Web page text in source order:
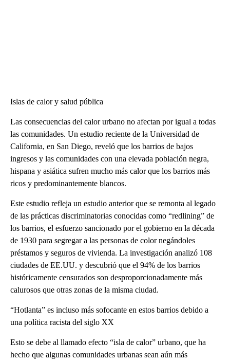
Islas de calor y salud pública
Las consecuencias del calor urbano no afectan por igual a todas
las comunidades. Un estudio reciente de la Universidad de
California, en San Diego, reveló que los barrios de bajos
ingresos y las comunidades con una elevada población negra,
hispana y asiática sufren mucho más calor que los barrios más
ricos y predominantemente blancos.
Este estudio refleja un estudio anterior que se remonta al legado
de las prácticas discriminatorias conocidas como “redlining” de
los barrios, el esfuerzo sancionado por el gobierno en la década
de 1930 para segregar a las personas de color negándoles
préstamos y seguros de vivienda. La investigación analizó 108
ciudades de EE.UU. y descubrió que el 94% de los barrios
históricamente censurados son desproporcionadamente más
calurosos que otras zonas de la misma ciudad.
“Hotlanta” es incluso más sofocante en estos barrios debido a
una política racista del siglo XX
Esto se debe al llamado efecto “isla de calor” urbano, que ha
hecho que algunas comunidades urbanas sean aún más